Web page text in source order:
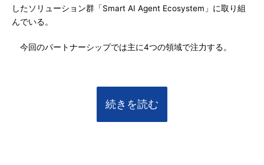
したソリューション群「Smart AI Agent Ecosystem」に取り組
んでいる。
今回のパートナーシップでは主に4つの領域で注力する。
続きを読む